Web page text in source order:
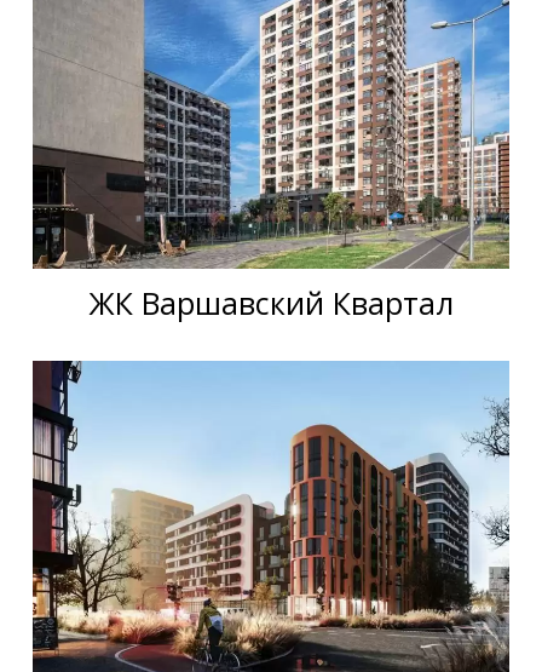
ЖК Варшавский Квартал